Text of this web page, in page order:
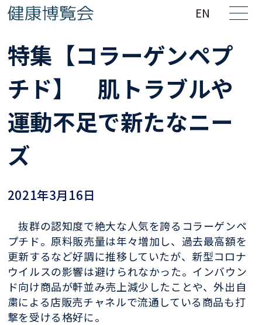
EN
特集【コラーゲンペプ
チド】 肌トラブルや
運動不足で新たなニー
ズ
2021年3月16日
抜群の認知度で絶大な人気を誇るコラーゲンペ
プチド。原料販売量は年々増加し、過去最高額を
更新するなど好調に推移していたが、新型コロナ
ウイルスの影響は避けられなかった。インバウン
ド向け商品が軒並み売上減少したことや、外出自
粛による店販売チャネルで流通している商品も打
撃を受ける格好に。